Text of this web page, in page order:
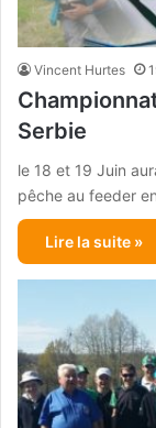
Vincent Hurtes
Serbie
le 18 et 19 Juin
pêche au feeder
Lire la suite »